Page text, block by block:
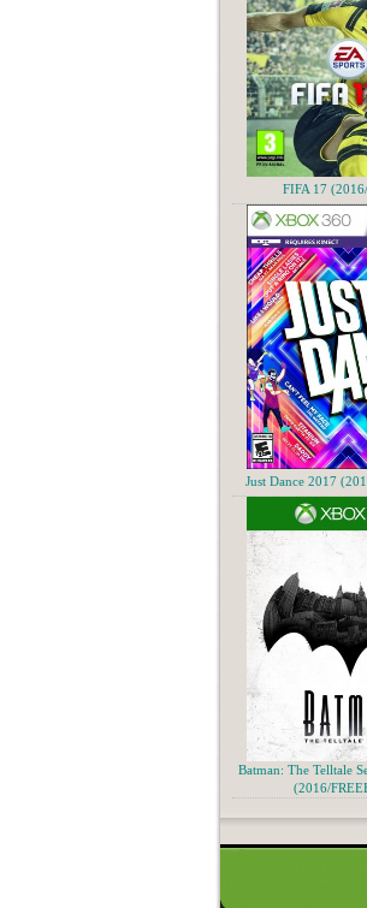
FIFA 17
Just Dance 2017
Batman: The Telltale
(2016/